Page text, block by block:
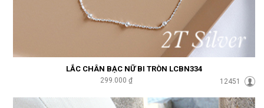
LẮC CHÂN BẠC NỮ BI TRÒN LCBN334
299.000 ₫ 12451